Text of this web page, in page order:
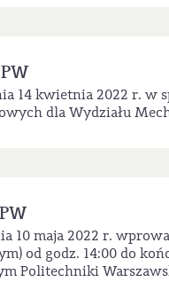
14 kwietnia 2022 r.
dla Wydziału
10 maja 2022 r.
od godz. 14:00 do
Politechniki